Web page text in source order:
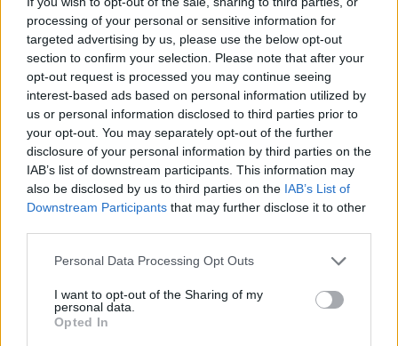
processing of your personal or sensitive information for
targeted advertising by us, please use the below opt-out
section to confirm your selection. Please note that after your
opt-out request is processed you may continue seeing
interest-based ads based on personal information utilized by
us or personal information disclosed to third parties prior to
your opt-out. You may separately opt-out of the further
disclosure of your personal information by third parties on the
IAB’s list of downstream participants. This information may
also be disclosed by us to third parties on the IAB’s List of
Downstream Participants that may further disclose it to other
Personal Data Processing Opt Outs
I want to opt-out of the Sharing of my
personal data.
Opted In
ΧΡΏΜΑ
Εκκαθάριση
Κωδικός:nec-174-2
ΧΡΏΜΑ
Εκκαθάριση
σε σχήμα ματιού
Διαθέσιμα Χρώματα: 5